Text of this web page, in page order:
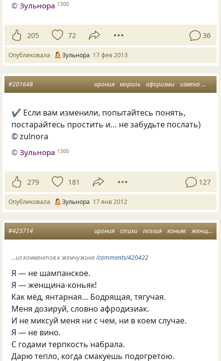
©Зульнора 1300
205 72 36
Опубликовала Зульнора 17 фев 2013
ирония мораль афоризмы измена
#201648
✔ Если вам изменили, попытайтесь понять,
постарайтесь простить и… не забудьте послать)
© zulnora
©Зульнора 1300
279 181 127
Опубликовала Зульнора 17 янв 2012
ирония стихи поэзия коньяк женщина
#423714
...из комментов к жемчужине/comments/420422
Я — не шампанское.
Я — женщина-коньяк!
Как мёд, янтарная… Бодрящая, тягучая.
Меня дозируй, словно афродизиак.
И не миксуй меня ни с чем, ни в коем случае.
Я — не вино.
С годами терпкость набрала.
Дарю тепло, когда смакуешь подогретою.